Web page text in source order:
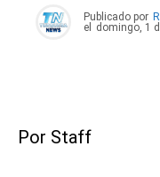
Publicado por
el
domingo, 1
Por Staff